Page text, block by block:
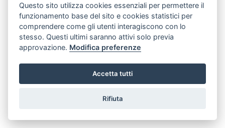
Questo sito utilizza cookies essenziali per permettere il
funzionamento base del sito e cookies statistici per
comprendere come gli utenti interagiscono con lo
stesso. Questi ultimi saranno attivi solo previa
approvazione. Modifica preferenze
Accetta tutti
Rifiuta